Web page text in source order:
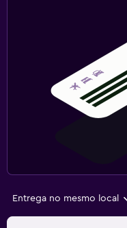
Entrega no mesmo local